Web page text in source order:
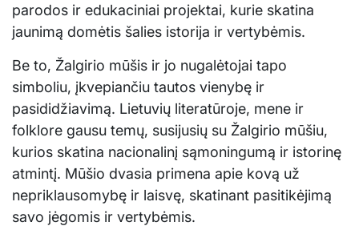
parodos ir edukaciniai projektai, kurie skatina
jaunimą domėtis šalies istorija ir vertybėmis.
Be to, Žalgirio mūšis ir jo nugalėtojai tapo
simboliu, įkvepiančiu tautos vienybę ir
pasididžiavimą. Lietuvių literatūroje, mene ir
folklore gausu temų, susijusių su Žalgirio mūšiu,
kurios skatina nacionalinį sąmoningumą ir istorinę
atmintį. Mūšio dvasia primena apie kovą už
nepriklausomybę ir laisvę, skatinant pasitikėjimą
savo jėgomis ir vertybėmis.